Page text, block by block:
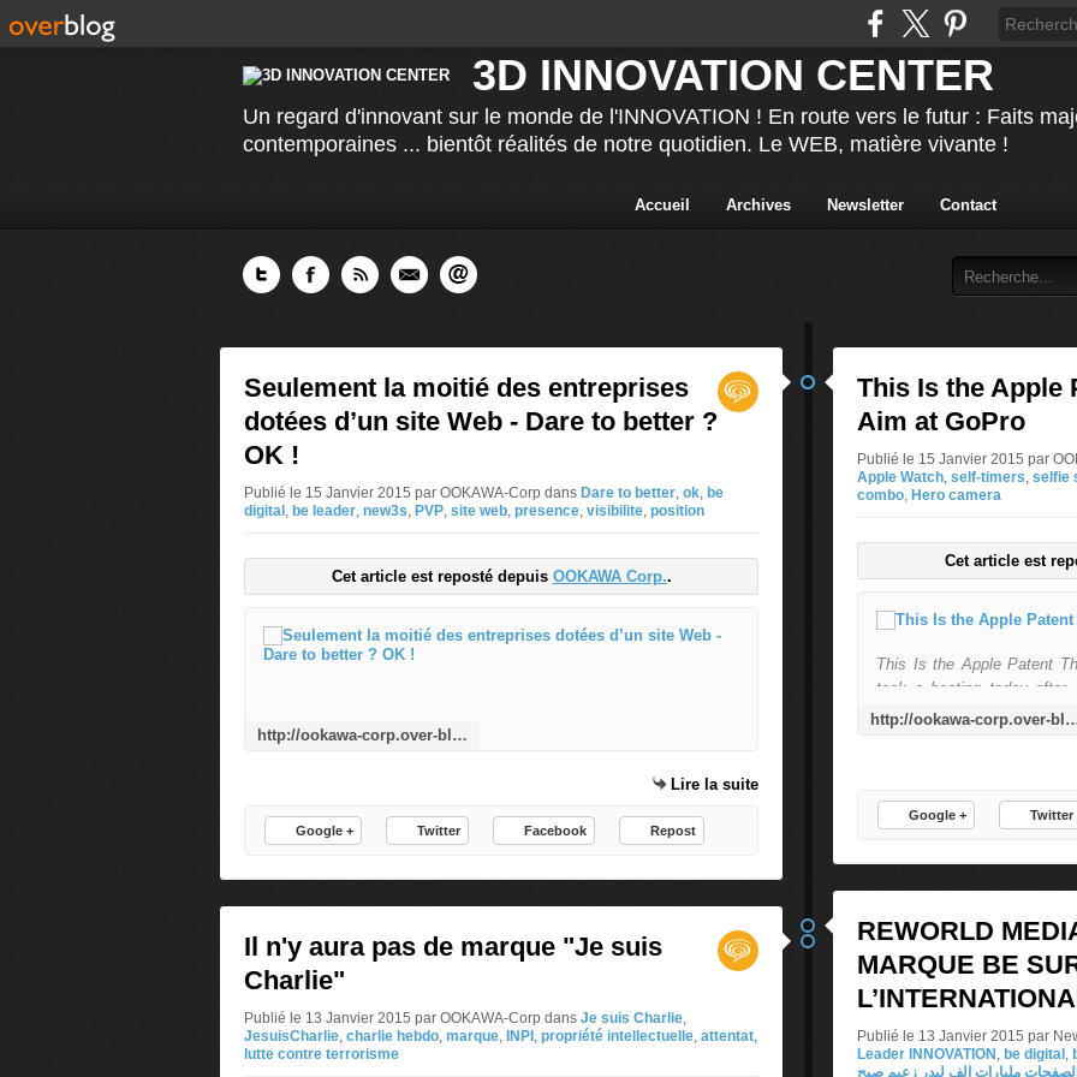
3D INNOVATION CENTER
Un regard d'innovant sur le monde de l'INNOVATION ! En route vers le futur : Faits
contemporaines ... bientôt réalités de notre quotidien. Le WEB, matière vivante !
Accueil Archives Newsletter Contact
Seulement la moitié des entreprises
dotées d’un site Web - Dare to better ?
OK !
Publié le 15 Janvier 2015 par OOKAWA-Corp dans Dare to better, ok, be
digital , be leader, new3s, PVP, site web, presence, visibilite, position
Cet article est reposté depuis OOKAWA Corp..
http://ookawa-corp.over-blog.com/2015/01/seulement-la-moitie-des-entreprises-dotees-d-un-site-web-dare-to-better-ok.html
Lire la suite
Google + Twitter Facebook Repost
Il n'y aura pas de marque "Je suis
Charlie"
Publié le 13 Janvier 2015 par OOKAWA-Corp dans Je suis Charlie,
JesuisCharlie, charlie hebdo, marque, INPI , propriété intellectuelle, attentat,
lutte contre terrorisme
This Is the Apple
Aim at GoPro
Publié le 15 Janvier 2015 par
Apple Watch, self-timers, selfie
combo, Hero camera
Cet article est
This Is the Apple Patent
took a beating today after
pictures with a remote
like the Apple Watch.
me
http://ookawa-corp.over-blog.com/2015/01/this-is-the-
Google + Twitter
REWORLD
MARQUE BE
Publié le 13 Janvier 2015 par
Leader INNOVATION , be digital ,
الصفحات مليارات الف ليدر زعيم صبح